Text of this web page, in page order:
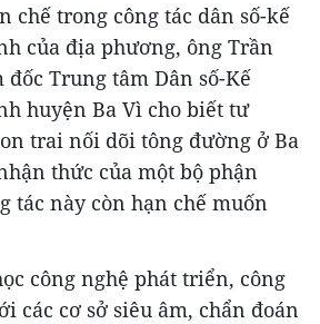
chế trong công tác dân số-kế
của địa phương, ông Trần
đốc Trung tâm Dân số-Kế
huyện Ba Vì cho biết tư
trai nối dõi tông đường ở Ba
thức của một bộ phận
tác này còn hạn chế muốn
công nghệ phát triển, công
các cơ sở siêu âm, chẩn đoán